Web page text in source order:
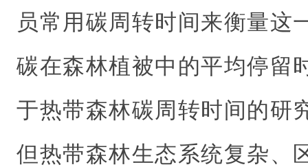
员常用碳周转时间来衡量这
碳在森林植被中的平均停留
于热带森林碳周转时间的研
但热带森林生态系统复杂、